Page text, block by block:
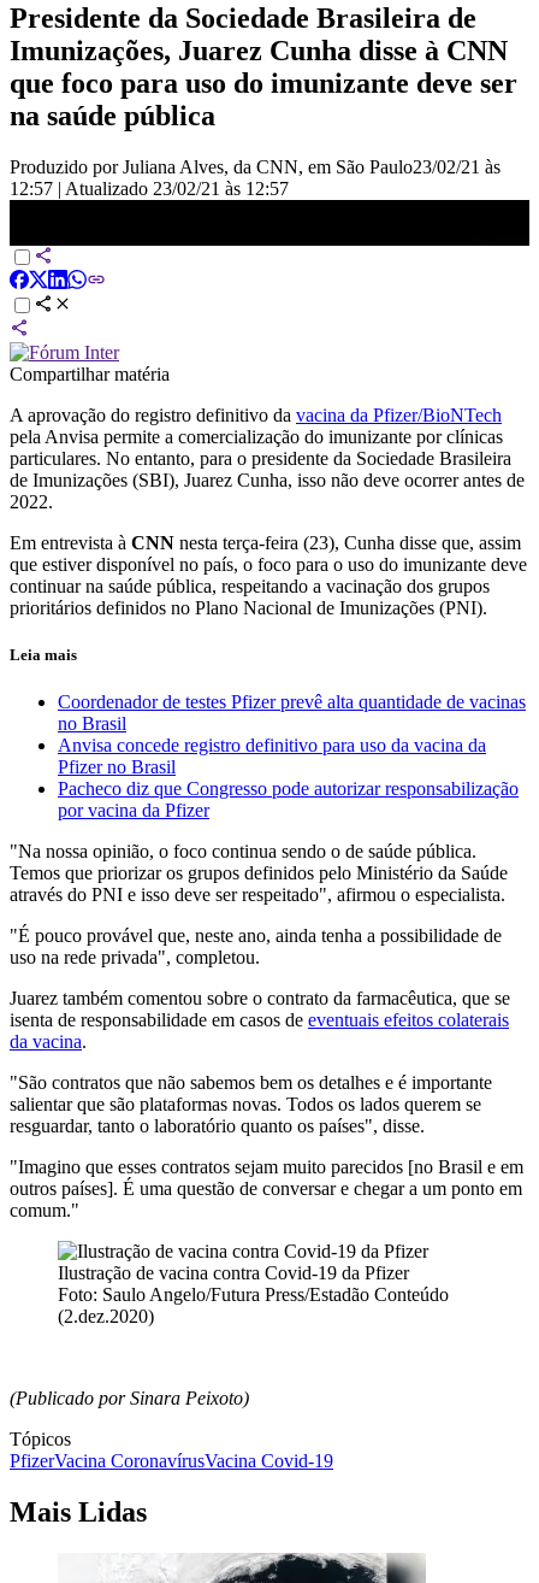
Presidente da Sociedade Brasileira de
Imunizações, Juarez Cunha disse à CNN
que foco para uso do imunizante deve ser
na saúde pública
Produzido por Juliana Alves, da CNN, em São Paulo23/02/21 às
12:57 | Atualizado 23/02/21 às 12:57
Compartilhar matéria
A aprovação do registro definitivo da vacina da Pfizer/BioNTech
pela Anvisa permite a comercialização do imunizante por clínicas
particulares. No entanto, para o presidente da Sociedade Brasileira
de Imunizações (SBI), Juarez Cunha, isso não deve ocorrer antes de
2022.
Em entrevista à CNN nesta terça-feira (23), Cunha disse que, assim
que estiver disponível no país, o foco para o uso do imunizante deve
continuar na saúde pública, respeitando a vacinação dos grupos
prioritários definidos no Plano Nacional de Imunizações (PNI).
Leia mais
Coordenador de testes Pfizer prevê alta quantidade de vacinas
no Brasil
Anvisa concede registro definitivo para uso da vacina da
Pfizer no Brasil
Pacheco diz que Congresso pode autorizar responsabilização
por vacina da Pfizer
"Na nossa opinião, o foco continua sendo o de saúde pública.
Temos que priorizar os grupos definidos pelo Ministério da Saúde
através do PNI e isso deve ser respeitado", afirmou o especialista.
"É pouco provável que, neste ano, ainda tenha a possibilidade de
uso na rede privada", completou.
Juarez também comentou sobre o contrato da farmacêutica, que se
isenta de responsabilidade em casos de eventuais efeitos colaterais
da vacina.
"São contratos que não sabemos bem os detalhes e é importante
salientar que são plataformas novas. Todos os lados querem se
resguardar, tanto o laboratório quanto os países", disse.
"Imagino que esses contratos sejam muito parecidos [no Brasil e em
outros países]. É uma questão de conversar e chegar a um ponto em
comum."
Ilustração de vacina contra Covid-19 da Pfizer
Foto: Saulo Angelo/Futura Press/Estadão Conteúdo
(2.dez.2020)
(Publicado por Sinara Peixoto)
Tópicos
PfizerVacina CoronavírusVacina Covid-19
Mais Lidas